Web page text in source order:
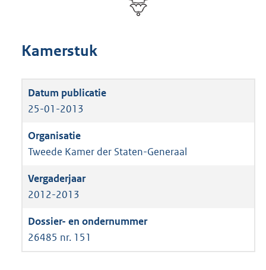
Kamerstuk
25-01-2013
Tweede Kamer der Staten-Generaal
2012-2013
26485 nr. 151